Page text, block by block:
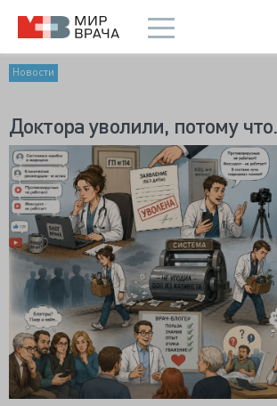
Новости
Доктора уволили, потому